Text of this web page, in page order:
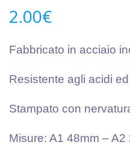
2.00€
Fabbricato in acciaio
Resistente agli acidi ed
Stampato con
Misure: A1 48mm – A2